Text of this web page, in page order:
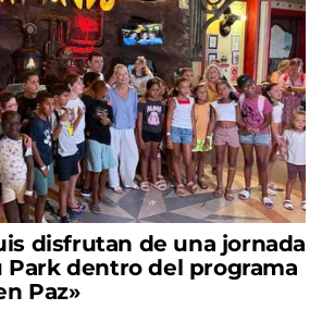
disfrutan de una jornada
Park dentro del programa
Paz»